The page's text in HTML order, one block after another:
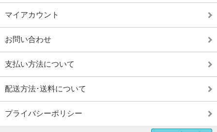
マイアカウント
お問い合わせ
支払い方法について
配送方法･送料について
プライバシーポリシー